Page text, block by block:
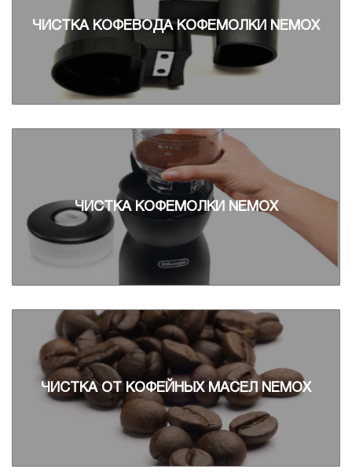
ЧИСТКА КОФЕВОДА КОФЕМОЛКИ NEMOX
ЧИСТКА КОФЕМОЛКИ NEMOX
ЧИСТКА ОТ КОФЕЙНЫХ МАСЕЛ NEMOX